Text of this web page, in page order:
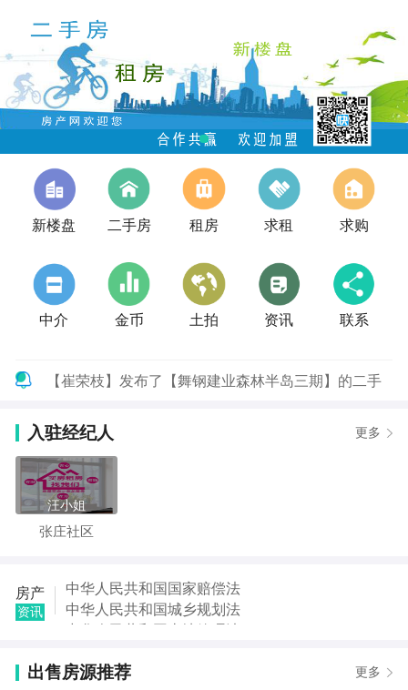
新楼盘 二手房 租房 求租 求购
中介 金币 土拍 资讯 联系
【崔荣枝】发布了【舞钢建业森林半岛三期】的二手
房信息
【刘书平】发布了【临街门面】的租房信息
【李文静】发布了【朱兰新概念后院】的租房信息
【李文静】发布了【朱兰新概念后院】的租房信息
【刘女士】发布了【朱兰滨河小区独家小院】的租房
信息
【崔冬豪】发布了【朱兰供销社家属院】的二手房信
【朱莉】发布了【李辉庄新楼】的二手房信息
房信息
入驻经纪人 更多
汪小姐
张庄社区
房产
资讯
中华人民共和国国家赔偿法
中华人民共和国城乡规划法
中华人民共和国土地管理法
中华人民共和国税收征收管理法
出售房源推荐 更多